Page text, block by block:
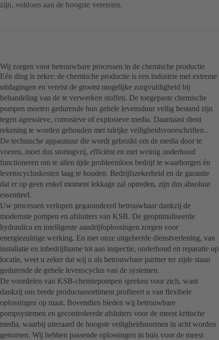
zijn, voldoen aan de hoogste vereisten.
Wij zorgen voor betrouwbare processen in de chemische productie
Eén ding is zeker: de chemische productie is een industrie met extreme
uitdagingen en vereist de grootst mogelijke zorgvuldigheid bij
behandeling van de te verwerken stoffen. De toegepaste chemische
pompen moeten gedurende hun gehele levensduur veilig bestand zijn
tegen agressieve, corrosieve of explosieve media. Daarnaast dient
rekening te worden gehouden met talrijke veiligheidsvoorschriften..
De technische apparatuur die wordt gebruikt om de media door te
voeren, moet dus storingvrij, efficiënt en met weinig onderhoud
functioneren om te allen tijde probleemloos bedrijf te waarborgen én
levenscycluskosten laag te houden. Bedrijfszekerheid en de garantie
dat er op geen enkel moment lekkage zal optreden, zijn dus absoluut
essentieel.
Uw processen verlopen gegarandeerd betrouwbaar dankzij de
modernste pompen en afsluiters van KSB. De geoptimaliseerde
hydraulica en intelligente aandrijfoplossingen zorgen voor
energiezuinige werking. En met onze uitgebreide dienstverlening, van
installatie en inbedrijfname tot aan inspectie, onderhoud en reparatie op
locatie, weet u zeker dat wij u als betrouwbare partner ter zijde staan
gedurende de gehele levenscyclus van de systemen.
De voordelen van KSB-chemiepompen spreken voor zich, want
dankzij ons brede productassortiment profiteert u van flexibele
oplossingen op maat. Bovendien bieden wij betrouwbare
pompsystemen en gecontroleerde afsluiters voor de meest kritische
media, waarbij uiteraard de hoogste veiligheidsnormen in acht worden
genomen. Wij hebben passende oplossingen in huis voor de meest